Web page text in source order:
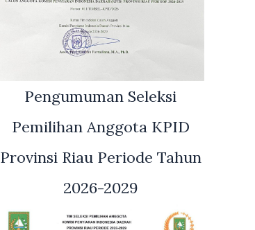
Pengumuman Seleksi
Pemilihan Anggota KPID
Provinsi Riau Periode Tahun
2026-2029